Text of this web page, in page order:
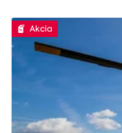
Akcia